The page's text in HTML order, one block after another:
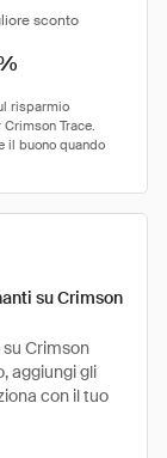
sconto
su Crimson
Crimson
aggiungi gli
con il tuo